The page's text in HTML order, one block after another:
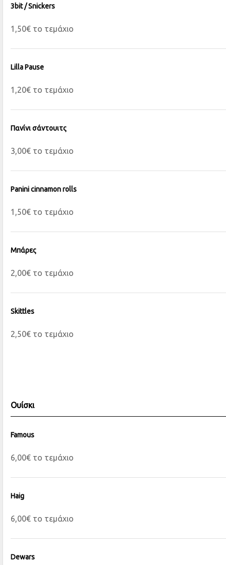
3bit / Snickers
1,50€ το τεμάχιο
Lilla Pause
1,20€ το τεμάχιο
Πανίνι σάντουιτς
3,00€ το τεμάχιο
Panini cinnamon rolls
1,50€ το τεμάχιο
Μπάρες
2,00€ το τεμάχιο
Skittles
2,50€ το τεμάχιο
Ουίσκι
Famous
6,00€ το τεμάχιο
Haig
6,00€ το τεμάχιο
Dewars